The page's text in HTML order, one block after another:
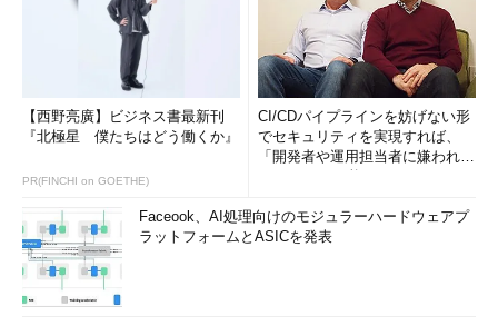
【西野亮廣】ビジネス書最新刊
『北極星 僕たちはどう働くか』
PR(FINCHI on GOETHE)
CI/CDパイプラインを妨げない形
でセキュリティを実現すれば、
「開発者や運用担当者に嫌われな
Faceook、AI処理向けのモジュラーハードウェアプ
ラットフォームとASICを発表